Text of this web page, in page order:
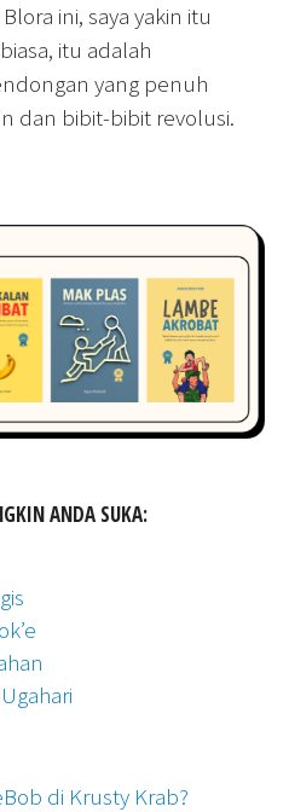
ini, saya yakin itu
itu adalah
yang penuh
dan bibit-bibit revolusi.
ANDA SUKA:
di Krusty Krab?